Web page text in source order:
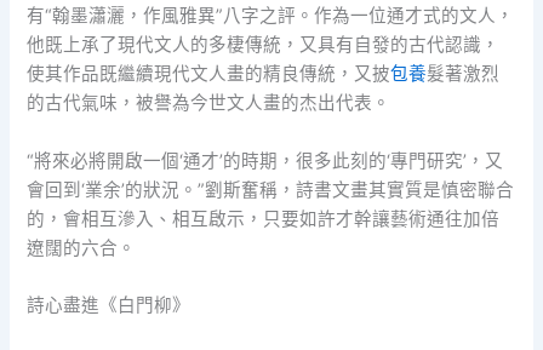
有“翰墨瀟灑，作風雅異”八字之評。作為一位通才式的文人，
他既上承了現代文人的多棲傳統，又具有自發的古代認識，
使其作品既繼續現代文人畫的精良傳統，又披包養髮著激烈
的古代氣味，被譽為今世文人畫的杰出代表。
“將來必將開啟一個‘通才’的時期，很多此刻的‘專門研究’，又
會回到‘業余’的狀況。”劉斯奮稱，詩書文畫其實質是慎密聯合
的，會相互滲入、相互啟示，只要如許才幹讓藝術通往加倍
遼闊的六合。
詩心盡進《白門柳》